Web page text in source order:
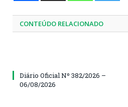
CONTEÚDO RELACIONADO
Diário Oficial Nº 382/2026 –
06/08/2026